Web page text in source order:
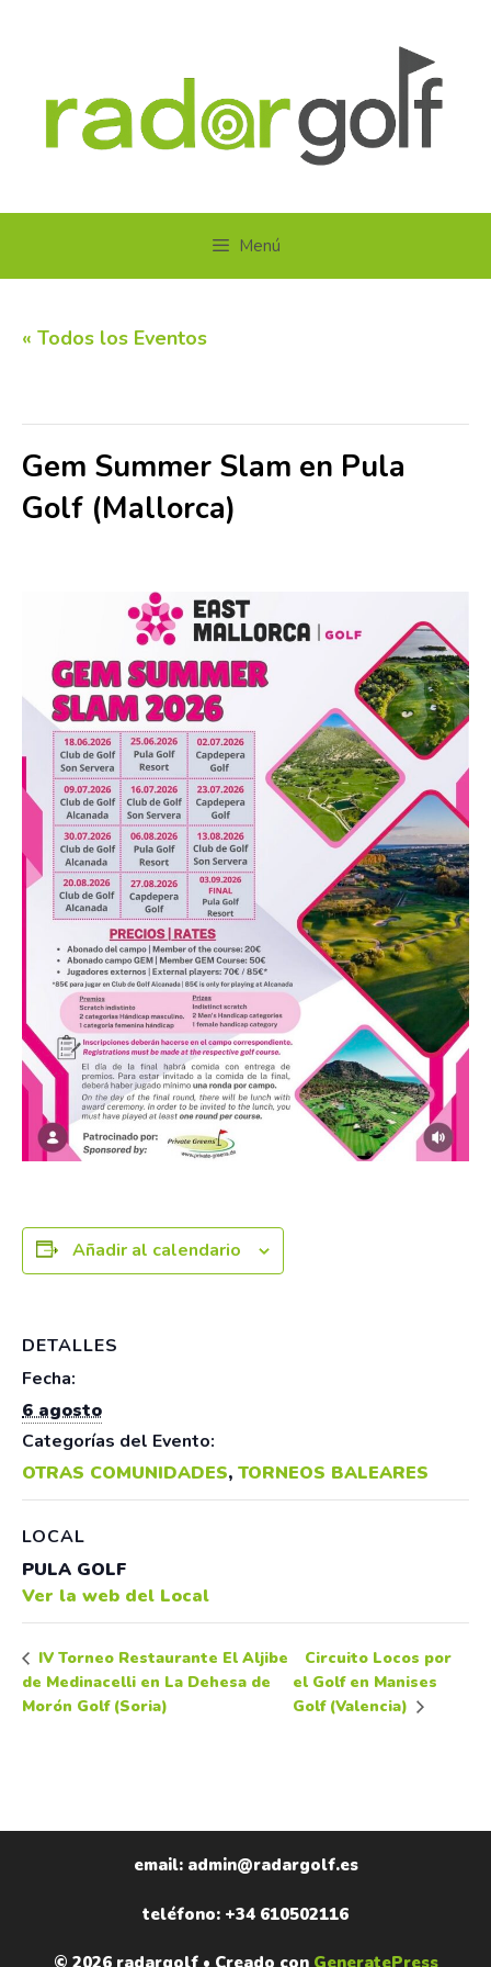
Menú
« Todos los Eventos
Gem Summer Slam en Pula
Golf (Mallorca)
Añadir al calendario
DETALLES
Fecha:
6 agosto
Categorías del Evento:
OTRAS COMUNIDADES, TORNEOS BALEARES
LOCAL
PULA GOLF
Ver la web del Local
IV Torneo Restaurante El Aljibe
de Medinacelli en La Dehesa de
Morón Golf (Soria)
Circuito Locos por
el Golf en Manises
Golf (Valencia)
email: admin@radargolf.es
teléfono: +34 610502116